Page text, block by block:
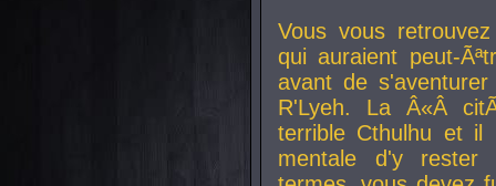
Vous vous
qui auraient peut-
avant de
R'Lyeh. La Â«Â
terrible Cthulhu et
mentale d'y rester